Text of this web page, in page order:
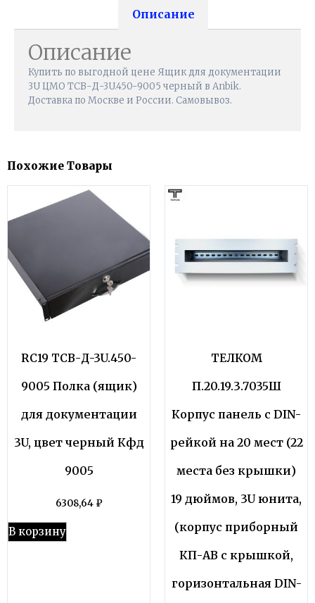
Описание
Описание
Купить по выгодной цене Ящик для документации
3U ЦМО ТСВ-Д-3U.450-9005 черный в Anbik.
Доставка по Москве и России. Самовывоз.
Похожие Товары
RC19 ТСВ-Д-3U.450-
9005 Полка (ящик)
для документации
3U, цвет черный Кфд
9005
6308,64 ₽
В корзину
ТЕЛКОМ
П.20.19.3.7035Ш
Корпус панель с DIN-
рейкой на 20 мест (22
места без крышки)
19 дюймов, 3U юнита,
(корпус приборный
КП-АВ с крышкой,
горизонтальная DIN-